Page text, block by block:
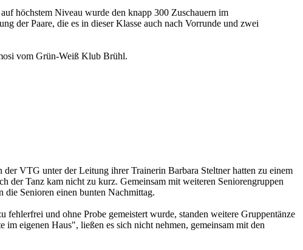
höchstem Niveau wurde den knapp 300 Zuschauern im
der Paare, die es in dieser Klasse auch nach Vorrunde und zwei
vom Grün-Weiß Klub Brühl.
VTG unter der Leitung ihrer Trainerin Barbara Steltner hatten zu einem
der Tanz kam nicht zu kurz. Gemeinsam mit weiteren Seniorengruppen
Senioren einen bunten Nachmittag.
und ohne Probe gemeistert wurde, standen weitere Gruppentänze
eigenen Haus", ließen es sich nicht nehmen, gemeinsam mit den